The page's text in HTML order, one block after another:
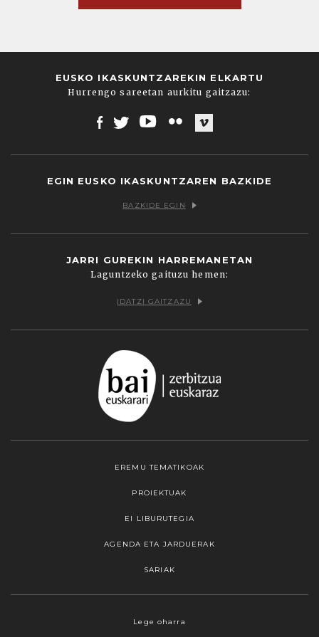
EUSKO IKASKUNTZAREKIN ELKARTU
Hurrengo sareetan aurkitu gaitzazu:
EGIN EUSKO IKASKUNTZAREN BAZKIDE
BAZKIDE EGIN
JARRI GUREKIN HARREMANETAN
Laguntzeko gaituzu hemen:
IDATZI GAITZAZU
EREMU TEMATIKOAK
PROIEKTUAK
EI LIBURUTEGIA
AGENDA ETA JARDUERAK
SARIAK
Lege oharra
Webgune honek cookieak erabiltzen ditu,